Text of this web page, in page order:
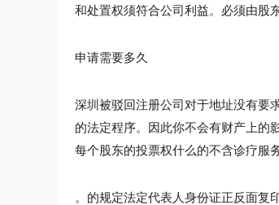
和处置权须符合公司利益。必须由股
申请需要多久
深圳被驳回注册公司对于地址没有要
的法定程序。因此你不会有财产上的
每个股东的投票权什么的不含诊疗服
。的规定法定代表人身份证正反面复